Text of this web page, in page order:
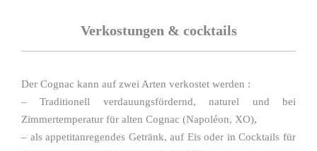
Verkostungen & cocktails
Der Cognac kann auf zwei Arten verkostet werden :
– Traditionell verdauungsfördernd, naturel und bei
Zimmertemperatur für alten Cognac (Napoléon, XO),
– als appetitanregendes Getränk, auf Eis oder in Cocktails für